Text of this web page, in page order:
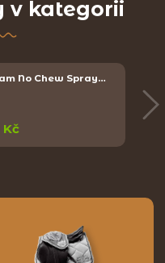
v kategorii
No Chew Spray…